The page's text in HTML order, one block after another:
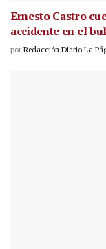
Ernesto Castro
accidente en el
por Redacción Diario La